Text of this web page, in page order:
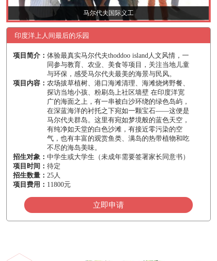
马尔代夫国际义工
印度洋上人间最后的乐园
项目简介： 体验最真实马尔代夫thoddoo island人文风情，一
同参与教育、农业、美食等项目，关注当地儿童
与环保，感受马尔代夫最美的海景与民风。
项目内容： 农场拔草植树、港口海滩清理、海滩烧烤野餐、
探访当地小孩、粉刷岛上社区墙壁 在印度洋宽
广的海面之上，有一串被白沙环绕的绿色岛屿，
在深蓝海洋的衬托之下宛如一颗宝石——这便是
马尔代夫群岛。这里有宛如梦境般的蓝色天空，
有纯净如天堂的白色沙滩，有接近零污染的空
气，也有丰富的观赏鱼类、满岛的热带植物和吃
不尽的海岛美味。
招生对象： 中学生或大学生（未成年需要签署家长同意书）
项目时间： 待定
招生数量： 25人
项目费用： 11800元
立即申请